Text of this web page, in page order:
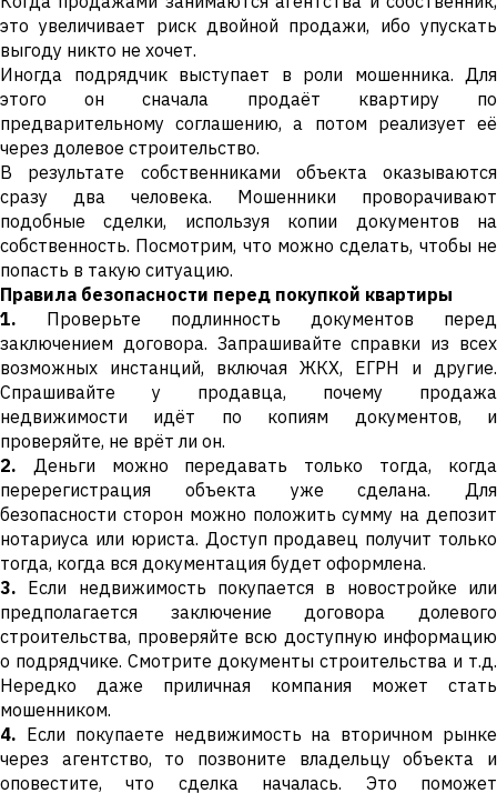
это увеличивает риск двойной продажи, ибо упускать
выгоду никто не хочет.
Иногда подрядчик выступает в роли мошенника. Для
этого он сначала продаёт квартиру по
предварительному соглашению, а потом реализует её
через долевое строительство.
В результате собственниками объекта оказываются
сразу два человека. Мошенники проворачивают
подобные сделки, используя копии документов на
собственность. Посмотрим, что можно сделать, чтобы не
попасть в такую ситуацию.
Правила безопасности перед покупкой квартиры
1. Проверьте подлинность документов перед
заключением договора. Запрашивайте справки из всех
возможных инстанций, включая ЖКХ, ЕГРН и другие.
Спрашивайте у продавца, почему продажа
недвижимости идёт по копиям документов, и
проверяйте, не врёт ли он.
2. Деньги можно передавать только тогда, когда
перерегистрация объекта уже сделана. Для
безопасности сторон можно положить сумму на депозит
нотариуса или юриста. Доступ продавец получит только
тогда, когда вся документация будет оформлена.
3. Если недвижимость покупается в новостройке или
предполагается заключение договора долевого
строительства, проверяйте всю доступную информацию
о подрядчике. Смотрите документы строительства и т.д.
Нередко даже приличная компания может стать
мошенником.
4. Если покупаете недвижимость на вторичном рынке
через агентство, то позвоните владельцу объекта и
оповестите, что сделка началась. Это поможет